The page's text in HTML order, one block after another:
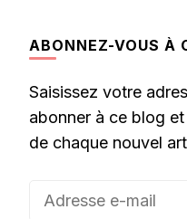
ABONNEZ-VOUS À
Saisissez votre
abonner à ce blog
de chaque nouvel
Adresse